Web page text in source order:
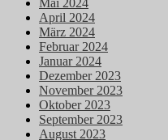
Mai 2024
April 2024
März 2024
Februar 2024
Januar 2024
Dezember 2023
November 2023
Oktober 2023
September 2023
August 2023